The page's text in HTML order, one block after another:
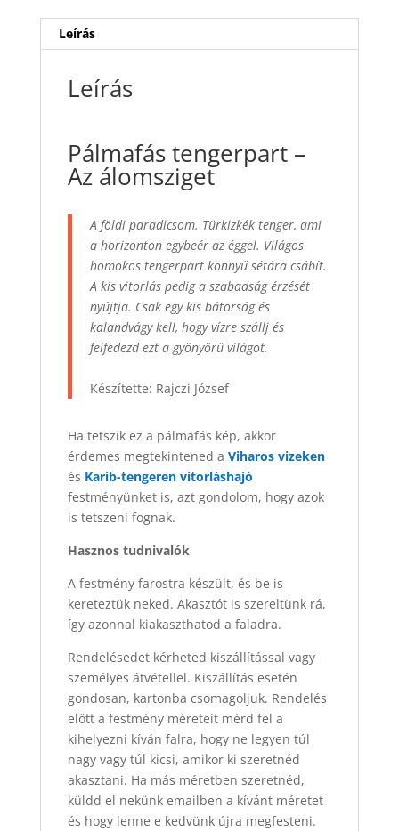
Leírás
Leírás
Pálmafás tengerpart –
Az álomsziget
A földi paradicsom. Türkizkék tenger, ami
a horizonton egybeér az éggel. Világos
homokos tengerpart könnyű sétára csábít.
A kis vitorlás pedig a szabadság érzését
nyújtja. Csak egy kis bátorság és
kalandvágy kell, hogy vízre szállj és
felfedezd ezt a gyönyörű világot.
Készítette: Rajczi József
Ha tetszik ez a pálmafás kép, akkor
érdemes megtekintened a Viharos vizeken
és Karib-tengeren vitorláshajó
festményünket is, azt gondolom, hogy azok
is tetszeni fognak.
Hasznos tudnivalók
A festmény farostra készült, és be is
kereteztük neked. Akasztót is szereltünk rá,
így azonnal kiakaszthatod a faladra.
Rendelésedet kérheted kiszállítással vagy
személyes átvétellel. Kiszállítás esetén
gondosan, kartonba csomagoljuk. Rendelés
előtt a festmény méreteit mérd fel a
kihelyezni kíván falra, hogy ne legyen túl
nagy vagy túl kicsi, amikor ki szeretnéd
akasztani. Ha más méretben szeretnéd,
küldd el nekünk emailben a kívánt méretet
és hogy lenne e kedvünk újra megfesteni.